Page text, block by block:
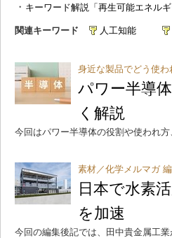
・ キーワード解説「再生可能エネル
関連キーワード 人工知能
身近な製品でどう使わ
パワー半導
く解説
今回はパワー半導体の役割や使われ
素材／化学メルマガ 編
日本で水素
を加速
今回の編集後記では、田中貴金属工